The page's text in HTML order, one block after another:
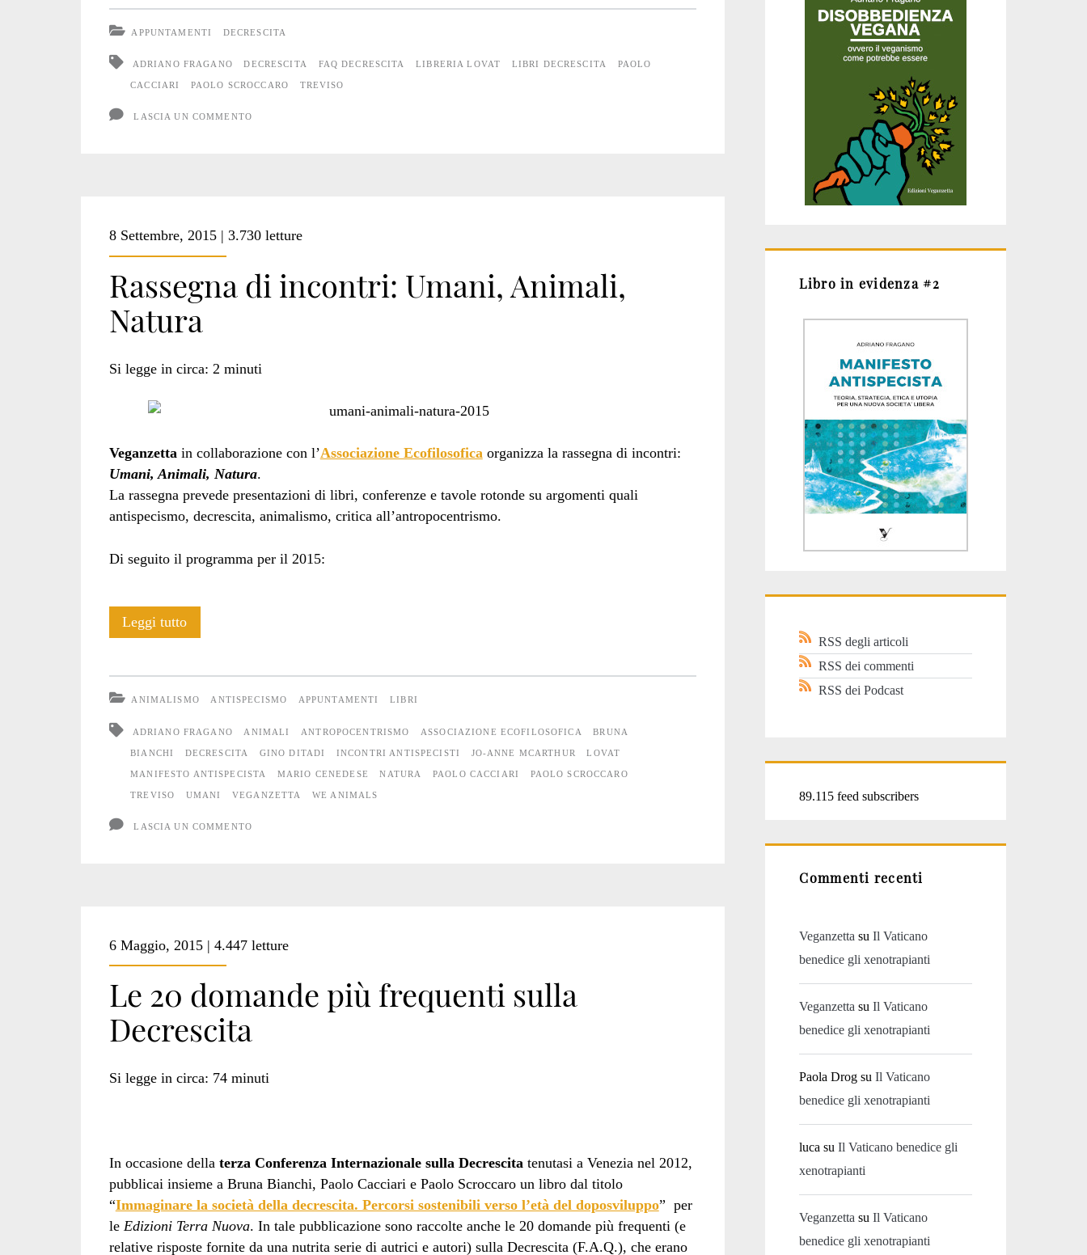
e
risposte
APPUNTAMENTI DECRESCITA
ADRIANO FRAGANO DECRESCITA FAQ DECRESCITA LIBRERIA LOVAT LIBRI DECRESCITA PAOLO
CACCIARI PAOLO SCROCCARO TREVISO
LASCIA UN COMMENTO
8 Settembre, 2015 | 3.730 letture
Rassegna di incontri: Umani, Animali,
Natura
Si legge in circa: 2 minuti
Veganzettain collaborazione con l’Associazione Ecofilosoficaorganizza la rassegna di incontri:
Umani, Animali, Natura.
La rassegna prevede presentazioni di libri, conferenze e tavole rotonde su argomenti quali
antispecismo, decrescita, animalismo, critica all’antropocentrismo.
Di seguito il programma per il 2015:
Leggi tuttoRassegna
Animali,
Natura
ANIMALISMO ANTISPECISMO APPUNTAMENTI LIBRI
ADRIANO FRAGANO ANIMALI ANTROPOCENTRISMO ASSOCIAZIONE ECOFILOSOFICA BRUNA
BIANCHI DECRESCITA GINO DITADI INCONTRI ANTISPECISTI JO-ANNE MCARTHUR LOVAT
MANIFESTO ANTISPECISTA MARIO CENEDESE NATURA PAOLO CACCIARI PAOLO SCROCCARO
TREVISO UMANI VEGANZETTA WE ANIMALS
LASCIA UN COMMENTO
6 Maggio, 2015 | 4.447 letture
Le 20 domande più frequenti sulla
Decrescita
Si legge in circa: 74 minuti
In occasione della terza Conferenza Internazionale sulla Decrescitatenutasi a Venezia nel 2012,
pubblicai insieme a Bruna Bianchi, Paolo Cacciari e Paolo Scroccaro un libro dal titolo
“Immaginare la società della decrescita. Percorsi sostenibili verso l’età del doposviluppo” per
le Edizioni Terra Nuova. In tale pubblicazione sono raccolte anche le 20 domande più frequenti (e
relative risposte fornite da una nutrita serie di autrici e autori) sulla Decrescita (F.A.Q.), che erano
Libro in evidenza #2
RSS degli articoli
RSS dei commenti
RSS dei Podcast
89.115 feed subscribers
Commenti recenti
Veganzetta suIl Vaticano
benedice gli xenotrapianti
Veganzetta suIl Vaticano
benedice gli xenotrapianti
Paola Drog suIl Vaticano
benedice gli xenotrapianti
luca suIl Vaticano benedice gli
xenotrapianti
Veganzetta suIl Vaticano
benedice gli xenotrapianti